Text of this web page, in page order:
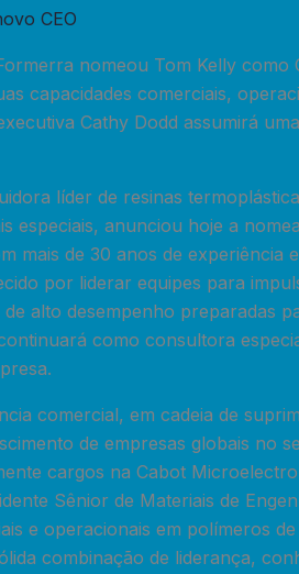
nomeou Tom Kelly como
capacidades comerciais,
Cathy Dodd assumirá
líder de resinas
especiais, anunciou hoje a
mais de 30 anos de experiência
por liderar equipes para
alto desempenho preparadas
como consultora
comercial, em cadeia de
de empresas globais no
cargos na Cabot
Sênior de Materiais de
e operacionais em polímeros
combinação de liderança,